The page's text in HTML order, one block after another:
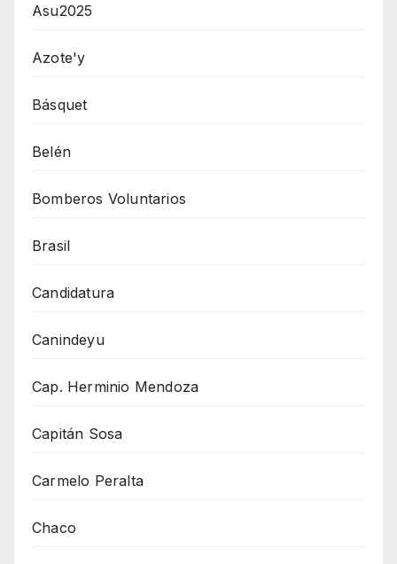
Asu2025
Azote'y
Básquet
Belén
Bomberos Voluntarios
Brasil
Candidatura
Canindeyu
Cap. Herminio Mendoza
Capitán Sosa
Carmelo Peralta
Chaco